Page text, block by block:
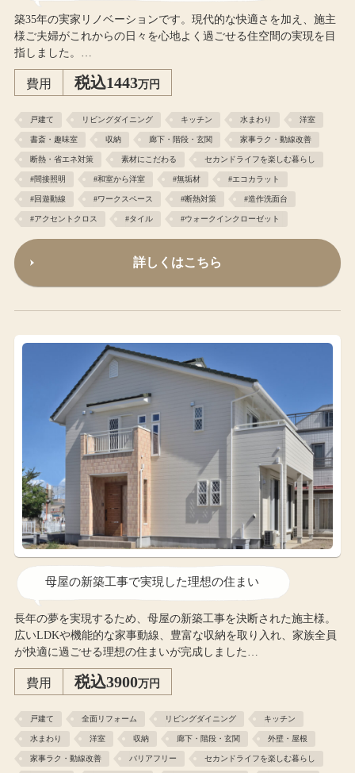
築35年の実家リノベーションです。現代的な快適さを加え、施主
様ご夫婦がこれからの日々を心地よく過ごせる住空間の実現を目
指しました。…
費用 税込1443万円
戸建て リビングダイニング キッチン 水まわり 洋室
書斎・趣味室 収納 廊下・階段・玄関 家事ラク・動線改善
断熱・省エネ対策 素材にこだわる セカンドライフを楽しむ暮らし
#間接照明 #和室から洋室 #無垢材 #エコカラット
#回遊動線 #ワークスペース #断熱対策 #造作洗面台
#アクセントクロス #タイル #ウォークインクローゼット
詳しくはこちら
母屋の新築工事で実現した理想の住まい
長年の夢を実現するため、母屋の新築工事を決断された施主様。
広いLDKや機能的な家事動線、豊富な収納を取り入れ、家族全員
が快適に過ごせる理想の住まいが完成しました…
費用 税込3900万円
戸建て 全面リフォーム リビングダイニング キッチン
水まわり 洋室 収納 廊下・階段・玄関 外壁・屋根
家事ラク・動線改善 バリアフリー セカンドライフを楽しむ暮らし